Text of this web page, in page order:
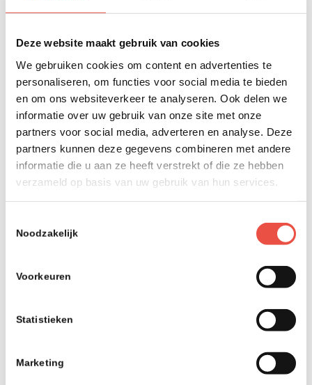
Deze website maakt gebruik van cookies
We gebruiken cookies om content en advertenties te
personaliseren, om functies voor social media te bieden
en om ons websiteverkeer te analyseren. Ook delen we
informatie over uw gebruik van onze site met onze
partners voor social media, adverteren en analyse. Deze
partners kunnen deze gegevens combineren met andere
informatie die u aan ze heeft verstrekt of die ze hebben
verzameld op basis van uw gebruik van hun services.
Noodzakelijk
Voorkeuren
Statistieken
Marketing
Locatie : Wiersedreef 10, Nieuwegein
Aantal plaatsen: Maximaal 8 deelnemers
Per organisatie: Maximaal 2 personen
Kosten : Deelname is kosteloos voor klanten
In verband met het beperkte aantal plekken is
aanmelden verplicht.
Deze sessie is al geweest